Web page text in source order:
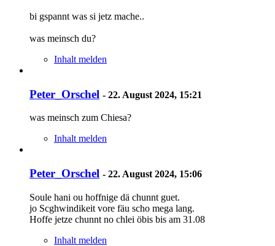
bi gspannt was si jetz mache..
was meinsch du?
Inhalt melden
Peter_Orschel - 22. August 2024, 15:21
was meinsch zum Chiesa?
Inhalt melden
Peter_Orschel - 22. August 2024, 15:06
Soule hani ou hoffnige dä chunnt guet.
jo Scghwindikeit vore fäu scho mega lang.
Hoffe jetze chunnt no chlei öbis bis am 31.08
Inhalt melden